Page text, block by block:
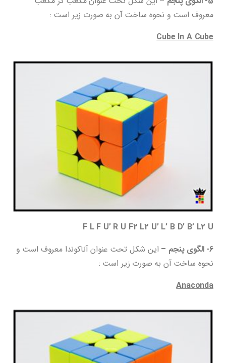
معروف است و نحوه ساخت آن به صورت زیر است :
Cube In A Cube
F L F U’ R U F2 L2 U’ L’ B D’ B’ L2 U
6- الگوی پنجم –
این شکل تحت عنوان آناکوندا معروف است و
نحوه ساخت آن به صورت زیر است :
Anaconda